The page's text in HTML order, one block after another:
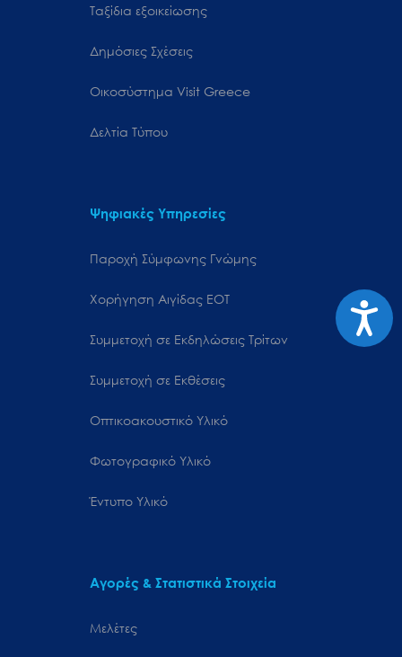
Ταξίδια εξοικείωσης
Δημόσιες Σχέσεις
Oικοσύστημα Visit Greece
Δελτία Τύπου
Ψηφιακές Υπηρεσίες
Παροχή Σύμφωνης Γνώμης
Χορήγηση Αιγίδας ΕΟΤ
Συμμετοχή σε Εκδηλώσεις Τρίτων
Συμμετοχή σε Εκθέσεις
Οπτικοακουστικό Υλικό
Φωτογραφικό Υλικό
Έντυπο Υλικό
Αγορές & Στατιστικά Στοιχεία
Μελέτες